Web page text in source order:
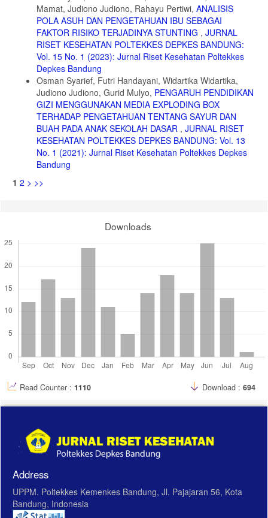
Mamat, Judiono Judiono, Rahayu Pertiwi, ANALISIS
POLA ASUH DAN PENGETAHUAN IBU SEBAGAI
FAKTOR RISIKO TERJADINYA STUNTING , JURNAL
RISET KESEHATAN POLTEKKES DEPKES BANDUNG:
Vol. 15 No. 1 (2023): Jurnal Riset Kesehatan Poltekkes
Depkes Bandung
Osman Syarief, Futri Handayani, Widartika Widartika,
Judiono Judiono, Gurid Mulyo, PENGARUH PENDIDIKAN
GIZI MENGGUNAKAN MEDIA EXPLODING BOX
TERHADAP PENGETAHUAN TENTANG SAYUR DAN
BUAH PADA ANAK SEKOLAH DASAR , JURNAL RISET
KESEHATAN POLTEKKES DEPKES BANDUNG: Vol. 13
No. 1 (2021): Jurnal Riset Kesehatan Poltekkes Depkes
Bandung
1 2 > >>
Downloads
Read Counter : 1110 Download : 694
Address
UPPM. Poltekkes Kemenkes Bandung, Jl. Pajajaran 56, Kota
Bandung, Indonesia